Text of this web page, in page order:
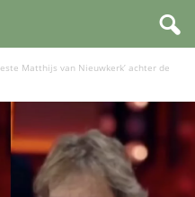
Matthijs van Nieuwkerk’ achter de